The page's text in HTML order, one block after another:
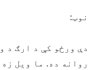
نوټ:
دې ورځو کې د ارګ د
روانه ده. ما ویل